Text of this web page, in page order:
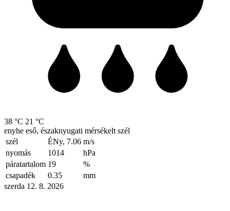
38 °C 21 °C
enyhe eső, északnyugati mérsékelt szél
szél
ÉNy, 7.06 m/s
nyomás
1014
hPa
páratartalom 19
%
csapadék
0.35
mm
szerda 12. 8. 2026